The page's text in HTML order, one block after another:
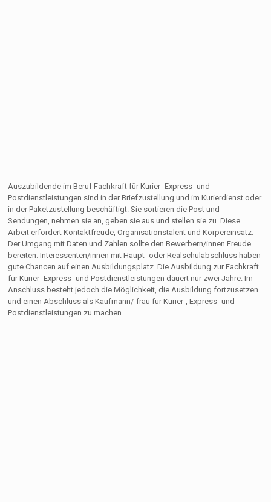
Auszubildende im Beruf Fachkraft für Kurier- Express- und
Postdienstleistungen sind in der Briefzustellung und im Kurierdienst oder
in der Paketzustellung beschäftigt. Sie sortieren die Post und
Sendungen, nehmen sie an, geben sie aus und stellen sie zu. Diese
Arbeit erfordert Kontaktfreude, Organisationstalent und Körpereinsatz.
Der Umgang mit Daten und Zahlen sollte den Bewerbern/innen Freude
bereiten. Interessenten/innen mit Haupt- oder Realschulabschluss haben
gute Chancen auf einen Ausbildungsplatz. Die Ausbildung zur Fachkraft
für Kurier- Express- und Postdienstleistungen dauert nur zwei Jahre. Im
Anschluss besteht jedoch die Möglichkeit, die Ausbildung fortzusetzen
und einen Abschluss als Kaufmann/-frau für Kurier-, Express- und
Postdienstleistungen zu machen.